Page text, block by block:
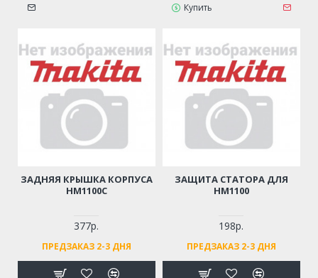
Купить
ЗАДНЯЯ КРЫШКА КОРПУСА
HM1100C
377р.
ПРЕДЗАКАЗ 2-3 ДНЯ
ЗАЩИТА СТАТОРА ДЛЯ
HM1100
198р.
ПРЕДЗАКАЗ 2-3 ДНЯ